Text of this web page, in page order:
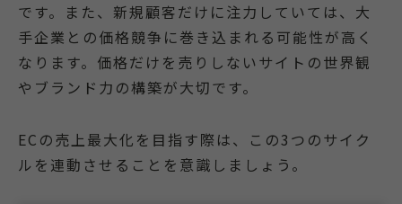
です。また、新規顧客だけに注力していては、大
手企業との価格競争に巻き込まれる可能性が高く
なります。価格だけを売りしないサイトの世界観
やブランド力の構築が大切です。
ECの売上最大化を目指す際は、この3つのサイク
ルを連動させることを意識しましょう。